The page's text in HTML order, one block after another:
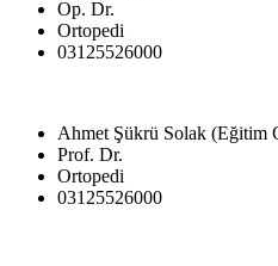
Op. Dr.
Ortopedi
03125526000
Ahmet Şükrü Solak (Eğitim
Prof. Dr.
Ortopedi
03125526000